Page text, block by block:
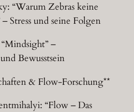
“Warum Zebras keine
Stress und seine Folgen
–
Bewusstsein
& Flow-Forschung**
“Flow – Das